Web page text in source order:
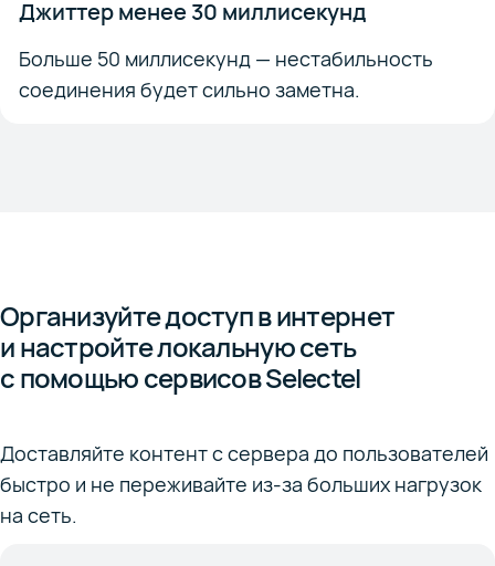
Джиттер менее 30 миллисекунд
Больше 50 миллисекунд — нестабильность
соединения будет сильно заметна.
Организуйте доступ в интернет
и настройте локальную сеть
с помощью сервисов Selectel
Доставляйте контент с сервера до пользователей
быстро и не переживайте из-за больших нагрузок
на сеть.